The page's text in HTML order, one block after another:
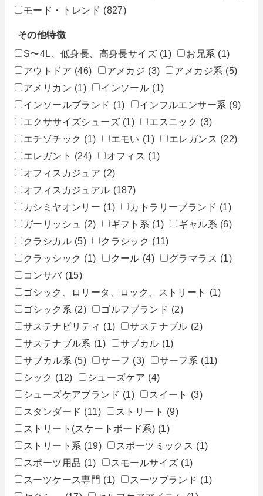
モード・トレンド (827)
その他特徴
S〜4L、低身長、高身長サイズ (1) お兄系 (1)
アウトドア (46) アメカジ (3) アメカジ系 (5)
アメリカン (1) インソール (1)
インソールブランド (1) インフルエンサー系 (9)
エクササイズシューズ (1) エスニック (3)
エチゾチック (1) エモい (1) エレガンス (22)
エレガント (24) オフィス (1)
オフィスカジュア (2)
オフィスカジュアル (187)
カシミヤオンリー (1) カトラリーブランド (1)
ガーリッシュ
(2) ギフト系 (1) ギャル系 (6)
クラシカル (5) クラシック (11)
クラッシック (1) クール (4) グラマラス (1)
コンサバ (15)
ゴシック、ロリータ、ロック、ストリート
(1)
ゴシック系 (2) ゴルフブランド (2)
サステナビリティ (1) サステナブル (2)
サステナブル系 (1) サブカル (1)
サブカル系 (5) サーフ (3) サーフ系 (11)
シック (12) シューズケア (4)
シューズケアブランド (1) スイート
(3)
スタンダード (11) ストリート (9)
ストリート(スケートボード系) (1)
ストリート系 (19) スポーツミックス (1)
スポーツ用品 (1) スモールサイズ (1)
スーツケース専門 (1) スーツブランド (1)